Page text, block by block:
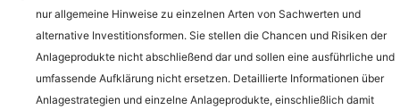
nur allgemeine Hinweise zu einzelnen Arten von Sachwerten und
alternative Investitionsformen. Sie stellen die Chancen und Risiken der
Anlageprodukte nicht abschließend dar und sollen eine ausführliche und
umfassende Aufklärung nicht ersetzen. Detaillierte Informationen über
Anlagestrategien und einzelne Anlageprodukte, einschließlich damit